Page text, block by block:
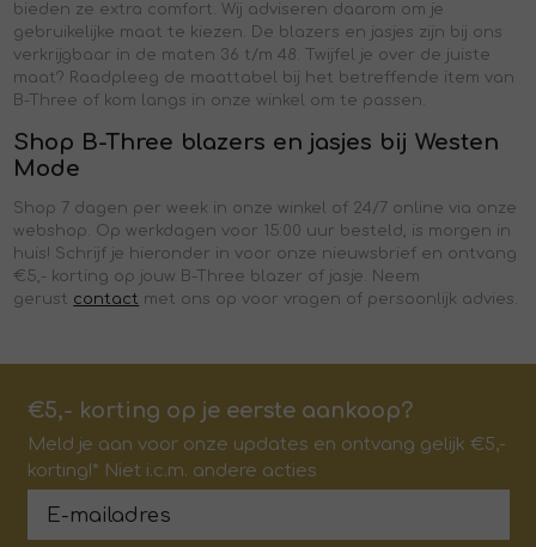
bieden ze extra comfort. Wij adviseren daarom om je
gebruikelijke maat te kiezen. De blazers en jasjes zijn bij ons
verkrijgbaar in de maten 36 t/m 48. Twijfel je over de juiste
maat? Raadpleeg de maattabel bij het betreffende item van
B-Three of kom langs in onze winkel om te passen.
Shop B-Three blazers en jasjes bij Westen
Mode
Shop 7 dagen per week in onze winkel of 24/7 online via onze
webshop. Op werkdagen voor 15:00 uur besteld, is morgen in
huis! Schrijf je hieronder in voor onze nieuwsbrief en ontvang
€5,- korting op jouw B-Three blazer of jasje. Neem
gerust contact met ons op voor vragen of persoonlijk advies.
€5,- korting op je eerste aankoop?
Meld je aan voor onze updates en ontvang gelijk €5,-
korting!* Niet i.c.m. andere acties